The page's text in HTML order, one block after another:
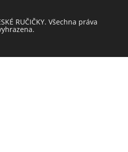
RUČIČKY. Všechna práva